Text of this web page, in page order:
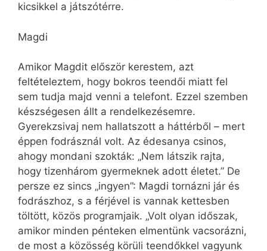
kicsikkel a játszótérre.
Magdi
Amikor Magdit először kerestem, azt
feltételeztem, hogy bokros teendői miatt fel
sem tudja majd venni a telefont. Ezzel szemben
készségesen állt a rendelkezésemre.
Gyerekzsivaj nem hallatszott a háttérből – mert
éppen fodrásznál volt. Az édesanya csinos,
ahogy mondani szokták: „Nem látszik rajta,
hogy tizenhárom gyermeknek adott életet.” De
persze ez sincs „ingyen”: Magdi tornázni jár és
fodrászhoz, s a férjével is vannak kettesben
töltött, közös programjaik. „Volt olyan időszak,
amikor minden pénteken elmentünk vacsorázni,
de most a közösség körüli teendőkkel vagyunk